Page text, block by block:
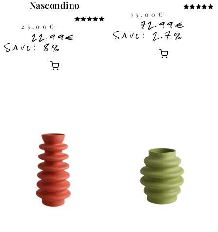
Nascondino
25.00€
22.99€
Save: 8%
75.00€
72.99€
Save: 2.7%